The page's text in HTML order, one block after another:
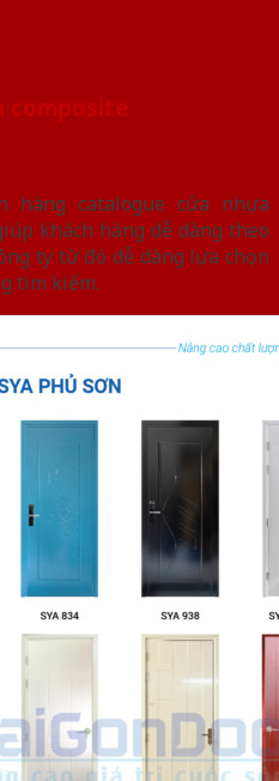
composite
hàng catalogue cửa nhựa
khách hàng dễ dàng theo
ty từ đó dễ dàng lựa chọn
tìm kiếm.